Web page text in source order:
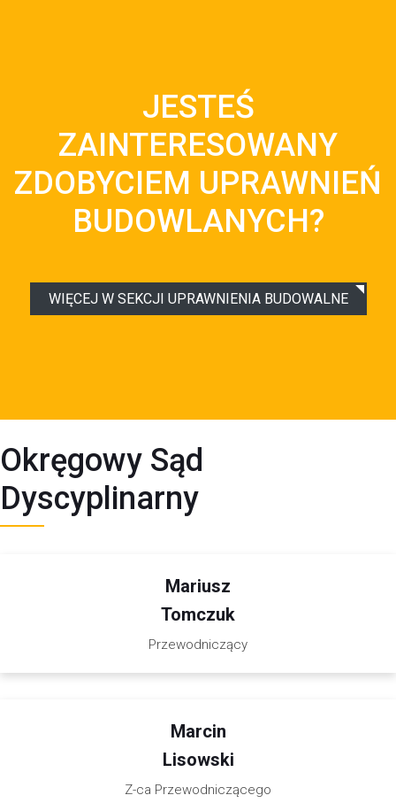
JESTEŚ
ZAINTERESOWANY
ZDOBYCIEM UPRAWNIEŃ
BUDOWLANYCH?
WIĘCEJ W SEKCJI UPRAWNIENIA BUDOWALNE
Okręgowy Sąd
Dyscyplinarny
Mariusz
Tomczuk
Przewodniczący
Marcin
Lisowski
Z-ca Przewodniczącego